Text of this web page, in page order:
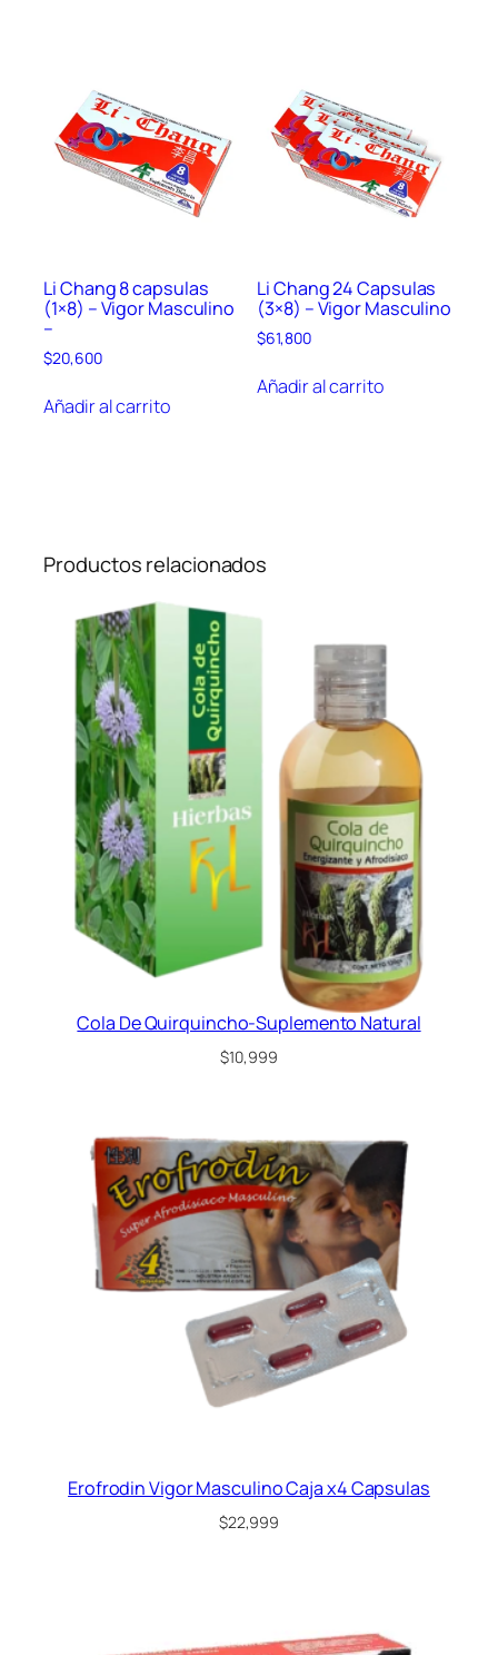
Li Chang 8 capsulas
(1×8) – Vigor Masculino
–
$20,600
Añadir al carrito
Li Chang 24 Capsulas
(3×8) – Vigor Masculino
$61,800
Añadir al carrito
Productos relacionados
Cola De Quirquincho-Suplemento Natural
$10,999
Erofrodin Vigor Masculino Caja x4 Capsulas
$22,999